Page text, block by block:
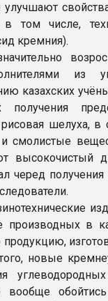
улучшают
в том числе,
кремния).
из
казахских
шелуха, в
и смолистые
высокочистый
черед
в
продукцию,
новые
вообще